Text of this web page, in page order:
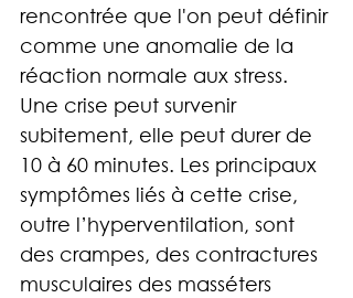
rencontrée que l'on peut définir
comme une anomalie de la
réaction normale aux stress.
Une crise peut survenir
subitement, elle peut durer de
10 à 60 minutes. Les principaux
symptômes liés à cette crise,
outre l’hyperventilation, sont
des crampes, des contractures
musculaires des masséters